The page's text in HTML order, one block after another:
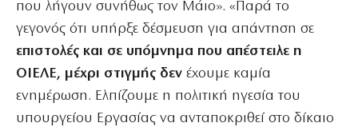
που λήγουν συνήθως τον Μάιο». «Παρά το
γεγονός ότι υπήρξε δέσμευση για απάντηση σε
επιστολές και σε υπόμνημα που απέστειλε η
ΟΙΕΛΕ, μέχρι στιγμής δεν έχουμε καμία
ενημέρωση. Ελπίζουμε η πολιτική ηγεσία του
υπουργείου Εργασίας να ανταποκριθεί στο δίκαιο